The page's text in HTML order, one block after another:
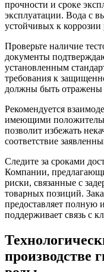
прочности и сроке
эксплуатации. Вода с
устойчивых к
Проверьте наличие
документы
установленным
требования к
должны быть отражены
Рекомендуется
имеющими
позволит избежать
соответствие
Следите за сроками
Компании,
риски, связанные с
товарных позиций.
предоставляет полную
поддерживает связь с
производстве